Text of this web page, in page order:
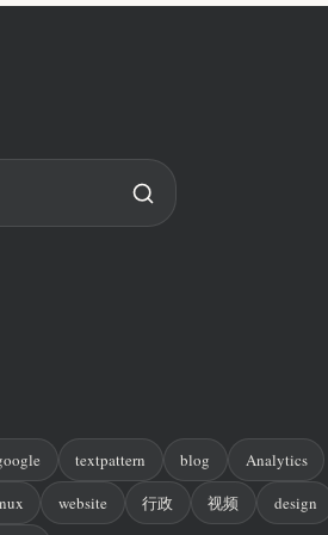
textpattern blog Analytics
website 行政 视频 design